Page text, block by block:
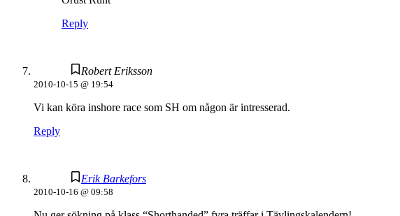
Reply
Robert Eriksson
2010-10-15 @ 19:54
Vi kan köra inshore race som SH om någon är intresserad.
Reply
Erik Barkefors
2010-10-16 @ 09:58